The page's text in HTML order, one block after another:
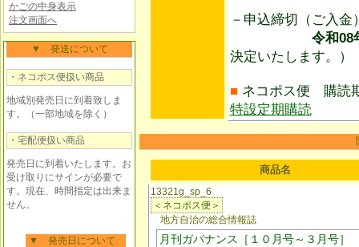
かごの中身表示
注文画面へ
▼ 発送について
・ネコポス便扱い商品
地域別発売日に到着致しま
す。（一部地域を除く）
・宅配便扱い商品
発売日に到着いたします。お
受け取りにサインが必要で
す。現在、時間指定は出来ま
せん。
▼ 発売日について
－申込締切（ご入
令和08年10
決定いたします。）
■ ネコポス便 購読
特設定期購読
商品名
13321g_sp_6
＜ネコポス便＞
地方自治の総合情報誌
月刊ガバナンス［１０月号～３月号